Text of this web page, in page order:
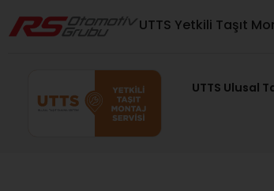
UTTS Yetkili Taşıt
UTTS Ulusal